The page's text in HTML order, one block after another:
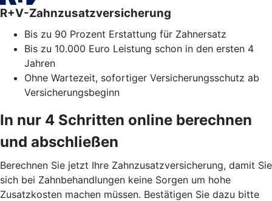
R+V-Zahnzusatzversicherung
Bis zu 90 Prozent Erstattung für Zahnersatz
Bis zu 10.000 Euro Leistung schon in den ersten 4
Jahren
Ohne Wartezeit, sofortiger Versicherungsschutz ab
Versicherungsbeginn
In nur 4 Schritten online berechnen
und abschließen
Berechnen Sie jetzt Ihre Zahnzusatzversicherung, damit Sie
sich bei Zahnbehandlungen keine Sorgen um hohe
Zusatzkosten machen müssen. Bestätigen Sie dazu bitte